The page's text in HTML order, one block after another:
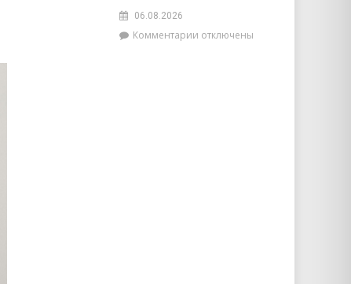
национальный
06.08.2026
Комментариикотключены